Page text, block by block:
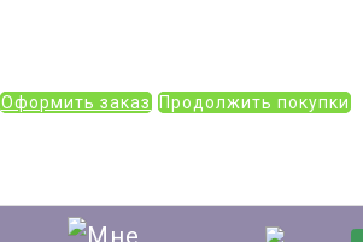
Оформить заказ Продолжить покупки